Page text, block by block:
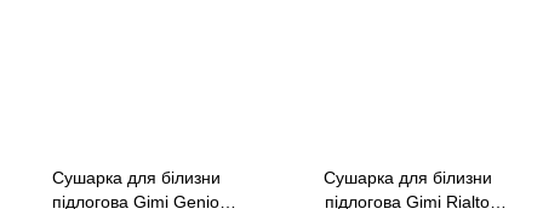
Сушарка для білизни
підлогова Gimi Genio
Сушарка для білизни
підлогова Gimi Rialto